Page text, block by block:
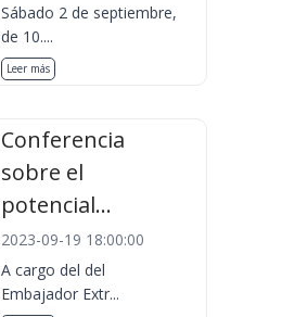
Sábado 2 de septiembre,
de 10....
Leer más
Conferencia
sobre el
potencial...
2023-09-19 18:00:00
A cargo del del
Embajador Extr...